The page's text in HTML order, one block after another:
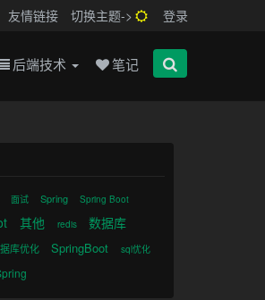
友情链接 切换主题-> 登录
后端技术 笔记
面试 Spring Spring Boot
其他 redis
数据库
库优化 SpringBoot sql优化
数据结构